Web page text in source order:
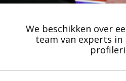
We beschikken over
team van experts in